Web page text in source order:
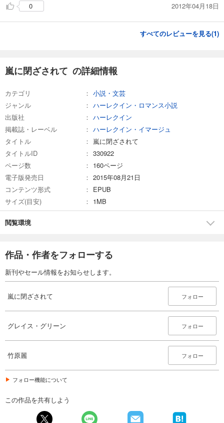
0 2012年04月18日
すべてのレビューを見る(1)
嵐に閉ざされて の詳細情報
カテゴリ
小説・文芸
ジャンル
ハーレクイン・ロマンス小説
出版社
ハーレクイン
掲載誌・レーベル
ハーレクイン・イマージュ
タイトル
嵐に閉ざされて
タイトルID
330922
ページ数
160ページ
電子版発売日
2015年08月21日
コンテンツ形式
EPUB
サイズ(目安)
1MB
閲覧環境
作品・作者をフォローする
新刊やセール情報をお知らせします。
嵐に閉ざされて フォロー
グレイス・グリーン フォロー
竹原麗 フォロー
フォロー機能について
この作品を共有しよう